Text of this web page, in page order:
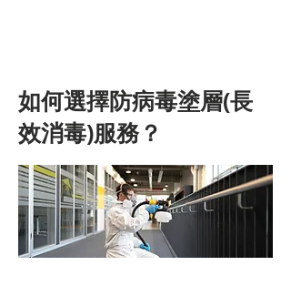
如何選擇防病毒塗層(長
效消毒)服務？